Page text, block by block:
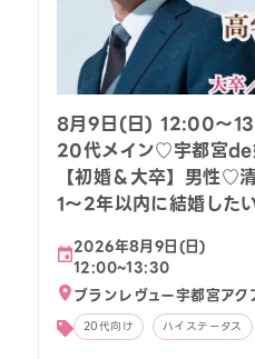
8月9日(日) 12:00〜
20代メイン♡宇都宮de
【初婚＆大卒】男性♡
1～2年以内に結婚した
2026年8月9日(日)
12:00~13:30
ブランレヴュー宇都宮アク
20代向け ハイステータス